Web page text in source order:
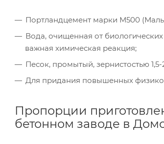
Портландцемент марки М500
Вода, очищенная от
важная химическая реакция;
Песок, промытый, зернистостью
Для придания повышенных
Пропорции
бетонном заводе в